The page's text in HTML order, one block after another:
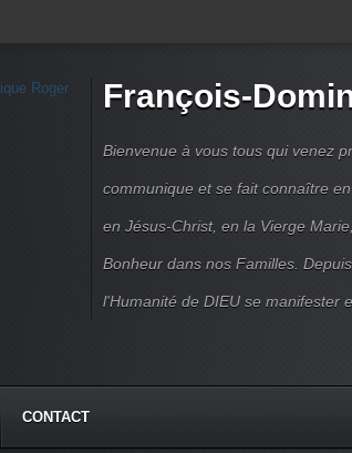
François-
Bienvenue à vous tous qui venez
communique et se fait connaître
en Jésus-Christ, en la Vierge
Bonheur dans nos Familles.
l'Humanité de DIEU se manifester
CONTACT